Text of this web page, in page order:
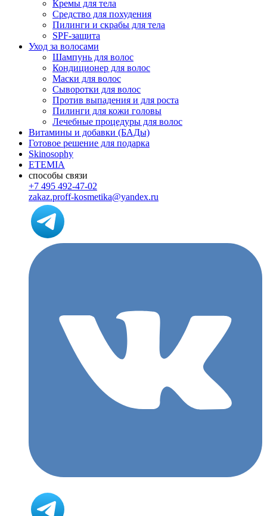
Кремы для тела
Средство для похудения
Пилинги и скрабы для тела
SPF-защита
Уход за волосами
Шампунь для волос
Кондиционер для волос
Маски для волос
Сыворотки для волос
Против выпадения и для роста
Пилинги для кожи головы
Лечебные процедуры для волос
Витамины и добавки (БАДы)
Готовое решение для подарка
Skinosophy
ETEMIA
способы связи
+7 495 492-47-02
zakaz.proff-kosmetika@yandex.ru